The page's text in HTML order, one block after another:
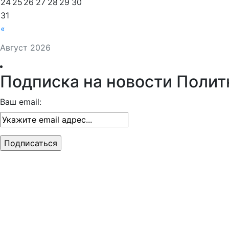
Август 2026
«
24 25 26 27 28 29 30
31
Подписка на новости
Ваш email: